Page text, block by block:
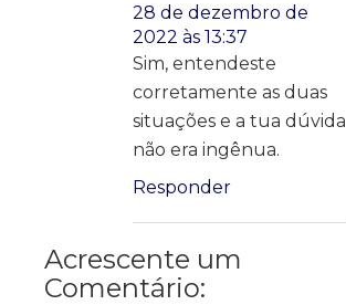
28 de dezembro de
2022 às 13:37
Sim, entendeste
corretamente as duas
situações e a tua dúvida
não era ingênua.
Responder
Acrescente um
Comentário: